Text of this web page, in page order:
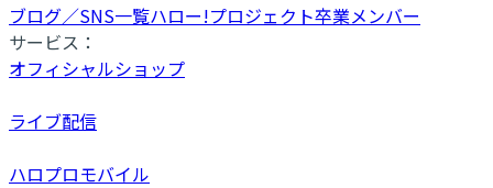
ブログ／SNS一覧ハロー!プロジェクト卒業メンバー
サービス：
オフィシャルショップ
ライブ配信
ハロプロモバイル